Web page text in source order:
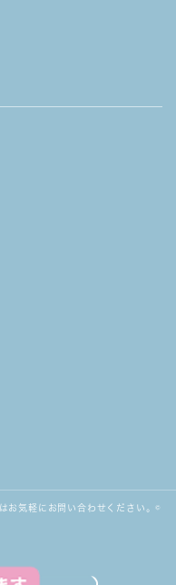
お気軽にお問い合わせください。©